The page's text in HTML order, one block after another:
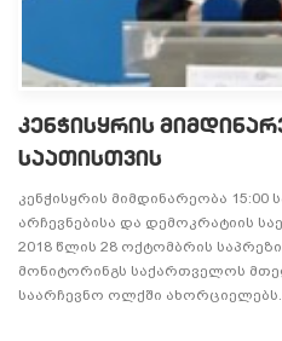
კენჭისყრის
საათისთვის
კენჭისყრის მიმდინარეობა
არჩევნებისა და დემოკრატიის
2018 წლის 28 ოქტომბრის
მონიტორინგს საქართველოს
საარჩევნო ოლქში ახორციელებს.